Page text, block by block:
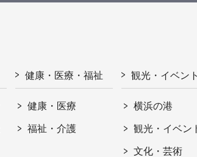
健康・医療・福祉
健康・医療
福祉・介護
観光・イベント
横浜の港
観光・イベン
文化・芸術